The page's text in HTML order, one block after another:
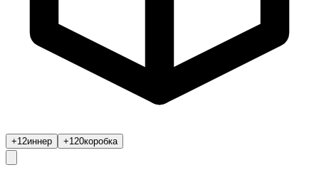
+12иннер +120коробка